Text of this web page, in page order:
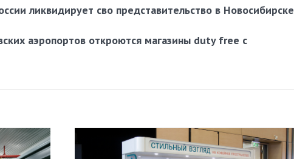
ликвидирует сво представительство в Новосибирске
аэропортов откроются магазины duty free с